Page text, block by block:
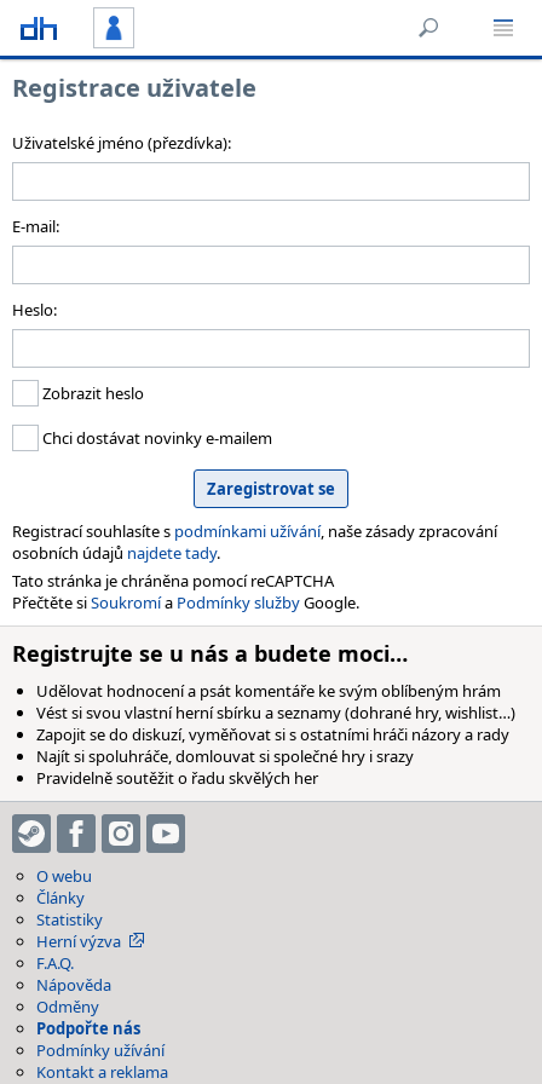
Registrace uživatele
Uživatelské jméno (přezdívka):
E-mail:
Heslo:
Zobrazit heslo
Chci dostávat novinky e-mailem
Registrací souhlasíte s podmínkami užívání, naše zásady zpracování
osobních údajů najdete tady.
Tato stránka je chráněna pomocí reCAPTCHA
Přečtěte siSoukromía Podmínky službyGoogle.
Registrujte se u nás a budete moci…
Udělovat hodnocení a psát komentáře ke svým oblíbeným hrám
Vést si svou vlastní herní sbírku a seznamy (dohrané hry, wishlist…)
Zapojit se do diskuzí, vyměňovat si s ostatními hráči názory a rady
Najít si spoluhráče, domlouvat si společné hry i srazy
Pravidelně soutěžit o řadu skvělých her
O webu
Články
Statistiky
Herní výzva
F.A.Q.
Nápověda
Odměny
Podpořte nás
Podmínky užívání
Kontakt a reklama